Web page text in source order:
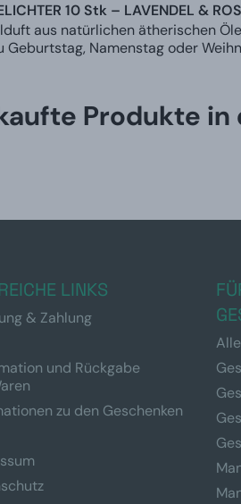
10 Stk – LAVENDEL &
aus natürlichen ätherischen
Geburtstag, Namenstag oder
Produkte in
LINKS
& Zahlung
und Rückgabe
zu den Geschenken